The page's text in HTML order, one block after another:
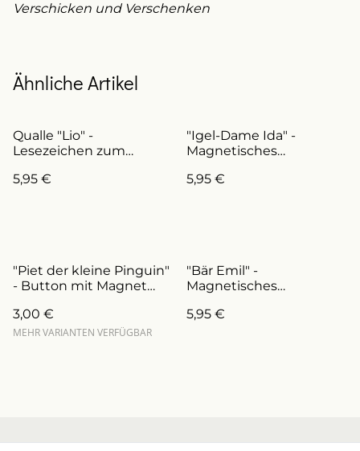
Verschicken und Verschenken
Ähnliche Artikel
Qualle "Lio" -
Lesezeichen zum
(ArtNr.L0020)
5,95 €
"Igel-Dame Ida" -
Magnetisches
(ArtNr.L0010)
5,95 €
"Piet der kleine Pinguin"
- Button mit Magnet
(ArtNr.B0017/a)
3,00 €
MEHR VARIANTEN VERFÜGBAR
"Bär Emil" -
Magnetisches
(ArtNr.L0013)
5,95 €